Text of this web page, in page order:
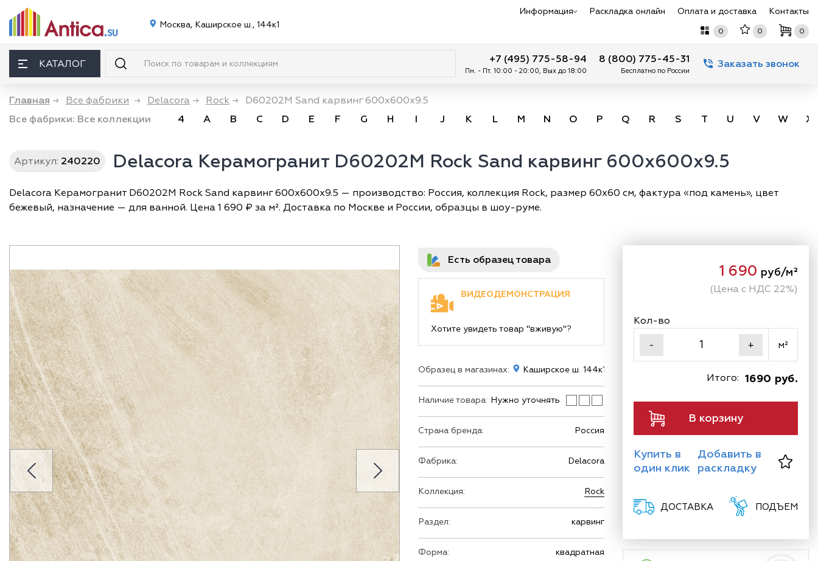
Москва, Каширское ш., 144к1
Информация Раскладка онлайн Оплата и доставка Контакты
0 0 0
КАТАЛОГ +7 (495) 775-58-94
Пн. - Пт. 10:00 - 20:00, Вых до 18:00
8 (800) 775-45-31
Бесплатно по России
Заказать звонок
Главная → Все фабрики → Delacora → Rock →
D60202M Sand карвинг 600х600x9.5
Все фабрики: Все коллекции 4 A B C D E F G H I J K L M N O P Q R S T U V W X
Артикул: 240220 Delacora Керамогранит D60202M Rock Sand карвинг 600х600x9.5
Delacora Керамогранит D60202M Rock Sand карвинг 600х600x9.5 — производство: Россия, коллекция Rock, размер 60х60 см, фактура «под камень», цвет
бежевый, назначение — для ванной. Цена 1 690 ₽ за м². Доставка по Москве и России, образцы в шоу-руме.
Есть образец товара
ВИДЕОДЕМОНСТРАЦИЯ
Хотите увидеть товар "вживую"?
Образец в магазинах: Каширское ш. 144к1
Наличие товара: Нужно уточнять
Страна бренда: Россия
Фабрика: Delacora
Коллекция: Rock
Раздел: карвинг
Форма: квадратная
1 690 руб/м²
(Цена с НДС 22%)
Кол-во
-
+ м²
1690 руб.
Итого:
В корзину
Купить в
один клик
Добавить в
раскладку
ДОСТАВКА ПОДЪЕМ